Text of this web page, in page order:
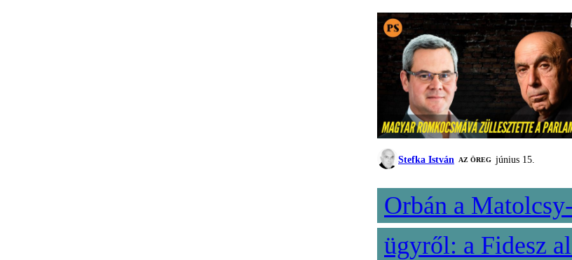
Stefka István AZ ÖREG június 15.
Orbán a
ügyről: a Fidesz